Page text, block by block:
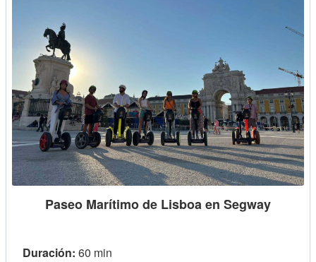
Paseo Marítimo de Lisboa en Segway
Duración: 60 min